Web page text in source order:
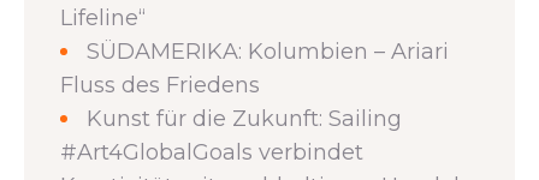
Lifeline“
SÜDAMERIKA: Kolumbien – Ariari
Fluss des Friedens
Kunst für die Zukunft: Sailing
#Art4GlobalGoals verbindet